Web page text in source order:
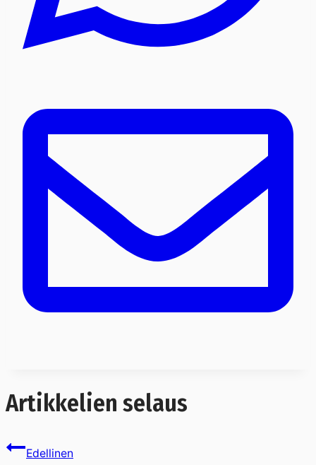
Artikkelien selaus
Edellinen